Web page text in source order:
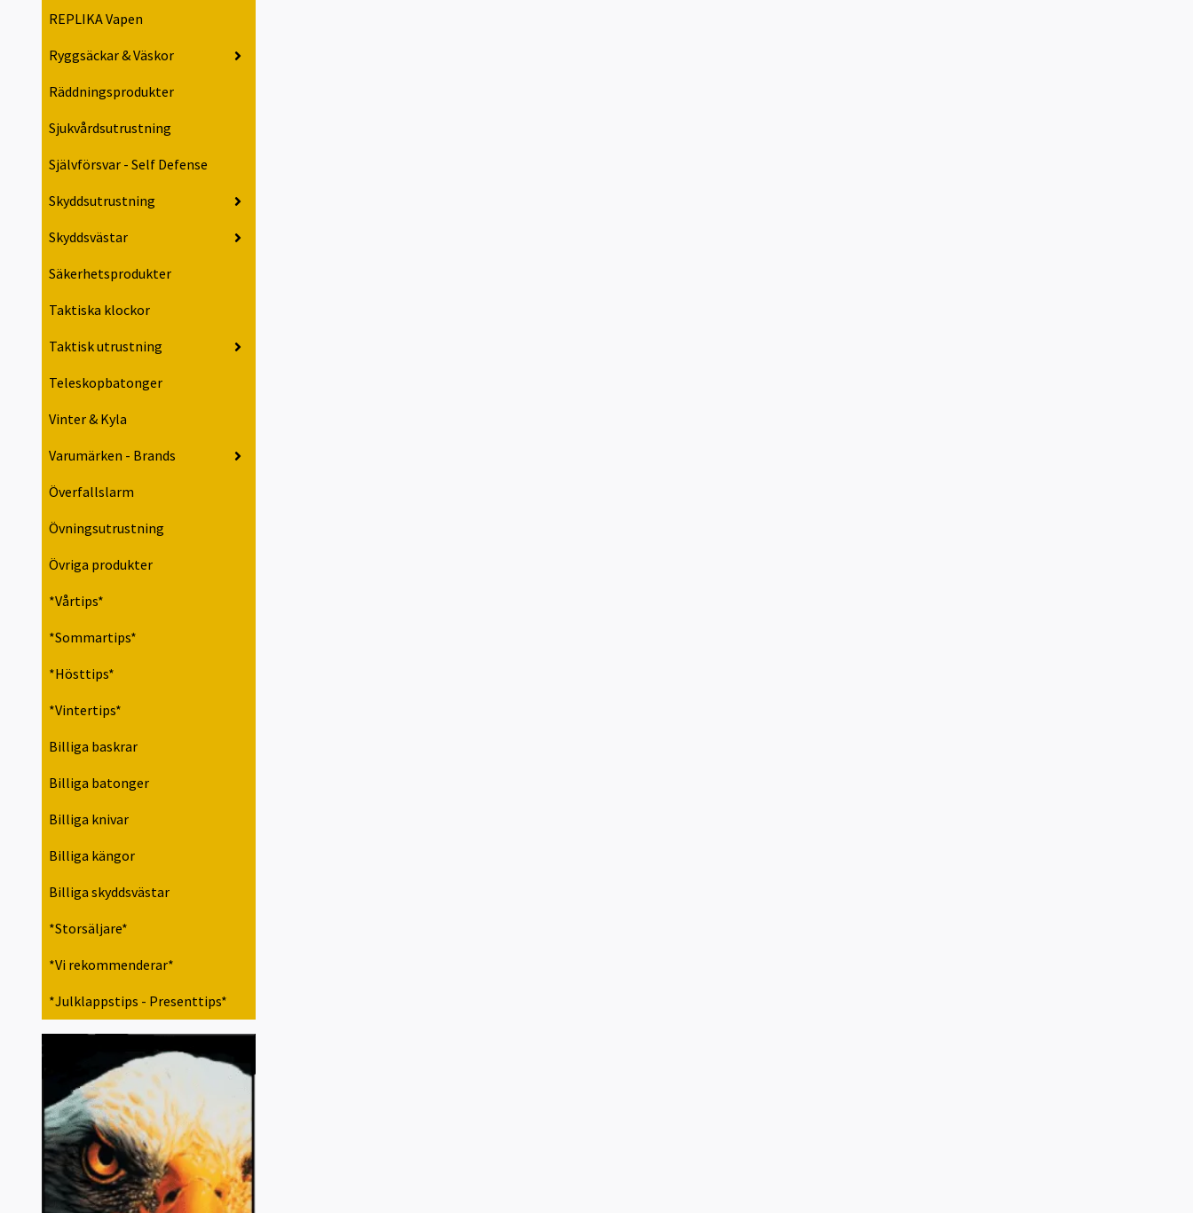
REPLIKA Vapen
Ryggsäckar & Väskor
Räddningsprodukter
Sjukvårdsutrustning
Självförsvar - Self Defense
Skyddsutrustning
Skyddsvästar
Säkerhetsprodukter
Taktiska klockor
Taktisk utrustning
Teleskopbatonger
Vinter & Kyla
Varumärken - Brands
Överfallslarm
Övningsutrustning
Övriga produkter
*Vårtips*
*Sommartips*
*Hösttips*
*Vintertips*
Billiga baskrar
Billiga batonger
Billiga knivar
Billiga kängor
Billiga skyddsvästar
*Storsäljare*
*Vi rekommenderar*
*Julklappstips - Presenttips*